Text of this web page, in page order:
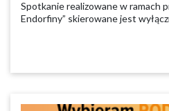
Spotkanie realizowane w ramach
Endorfiny” skierowane jest